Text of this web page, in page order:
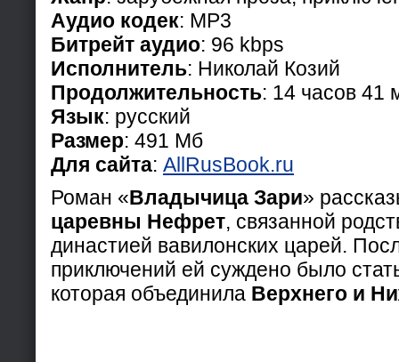
Аудио кодек: MP3
Битрейт аудио: 96 kbps
Исполнитель: Николай Козий
Продолжительность: 14 часов 41
Язык: русский
Размер: 491 Мб
Для сайта: AllRusBook.ru
Роман «Владычица Зари»
царевны Нефрет, связанной
династией вавилонских царей.
приключений ей суждено было
которая объединила Верхнего и